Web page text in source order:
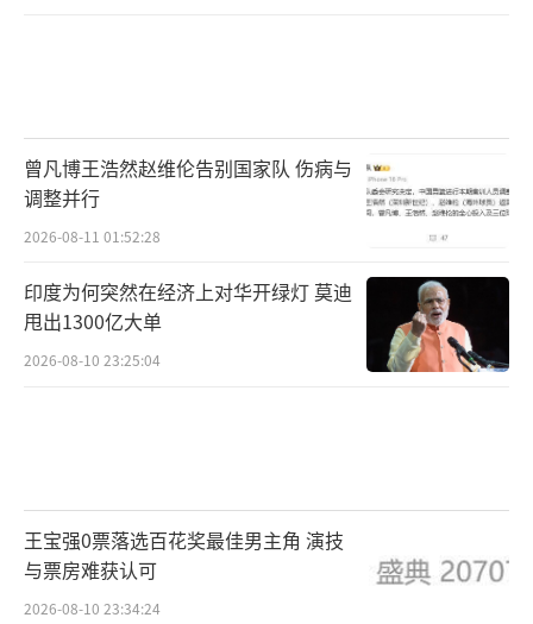
曾凡博王浩然赵维伦告别国家队 伤病与
调整并行
2026-08-11 01:52:28
印度为何突然在经济上对华开绿灯 莫迪
甩出1300亿大单
2026-08-10 23:25:04
王宝强0票落选百花奖最佳男主角 演技
与票房难获认可
2026-08-10 23:34:24